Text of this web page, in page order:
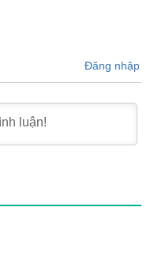
Đăng nhập